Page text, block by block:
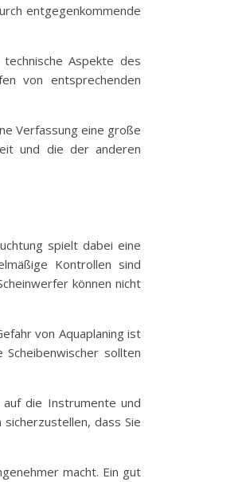
entgegenkommende
Aspekte des
von entsprechenden
Verfassung eine große
und die der anderen
spielt dabei eine
Kontrollen sind
können nicht
von Aquaplaning ist
sollten
auf die Instrumente und
dass Sie
macht. Ein gut